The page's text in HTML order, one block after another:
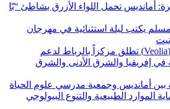
أمانديس تحمل اللواء الأزرق بشاطئ “بّا
يكتب ليلة استثنائية في مهرجان
مؤسسة “فيوليا “(Veolia) تطلق مركزاً بالرباط لدعم
في إفريقيا والشرق الأدنى والشرق
بين أمانديس وجمعية مدرسي علوم الحياة
الموارد الطبيعية والتنوع البيولوجي